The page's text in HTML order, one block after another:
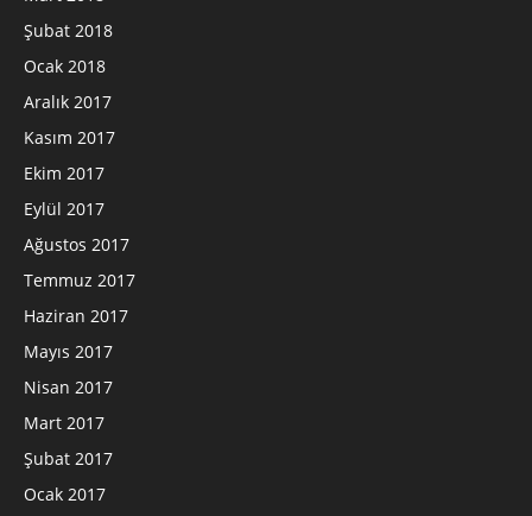
Şubat 2018
Ocak 2018
Aralık 2017
Kasım 2017
Ekim 2017
Eylül 2017
Ağustos 2017
Temmuz 2017
Haziran 2017
Mayıs 2017
Nisan 2017
Mart 2017
Şubat 2017
Ocak 2017